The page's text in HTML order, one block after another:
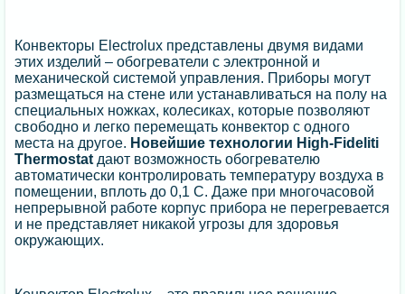
Конвекторы Electrolux представлены двумя видами
этих изделий – обогреватели с электронной и
механической системой управления. Приборы могут
размещаться на стене или устанавливаться на полу на
специальных ножках, колесиках, которые позволяют
свободно и легко перемещать конвектор с одного
места на другое. Новейшие технологии High-Fideliti
Thermostat дают возможность обогревателю
автоматически контролировать температуру воздуха в
помещении, вплоть до 0,1 С. Даже при многочасовой
непрерывной работе корпус прибора не перегревается
и не представляет никакой угрозы для здоровья
окружающих.